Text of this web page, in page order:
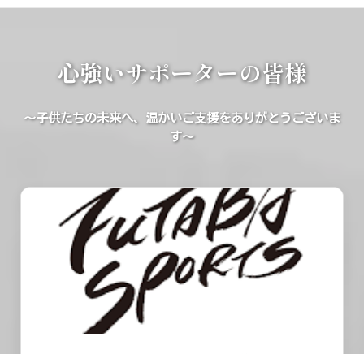
心強いサポーターの皆様
～子供たちの未来へ、温かいご支援をありがとうございま
す～